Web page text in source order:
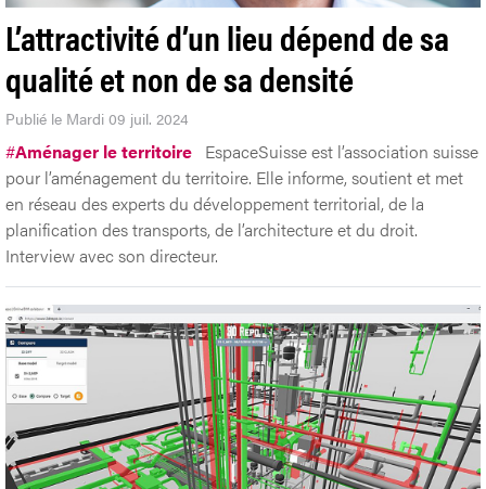
L’attractivité d’un lieu dépend de sa
qualité et non de sa densité
Publié le Mardi 09 juil. 2024
#Aménager le territoire EspaceSuisse est l’association suisse
pour l’aménagement du territoire. Elle informe, soutient et met
en réseau des experts du développement territorial, de la
planification des transports, de l’architecture et du droit.
Interview avec son directeur.